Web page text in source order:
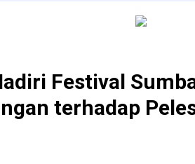
Festival
terhadap